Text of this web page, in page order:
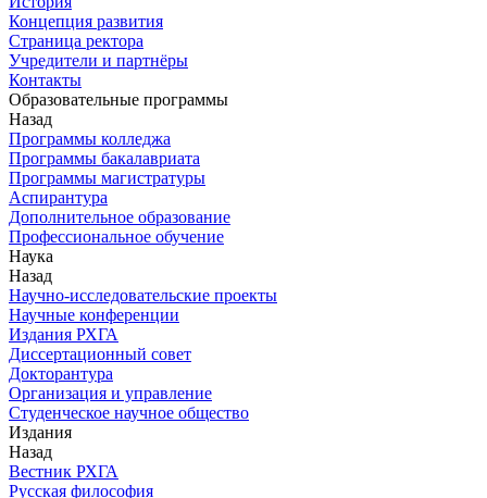
Концепция развития
Страница ректора
Учредители и партнёры
Контакты
Образовательные программы
Назад
Программы колледжа
Программы бакалавриата
Программы магистратуры
Аспирантура
Дополнительное образование
Профессиональное обучение
Наука
Назад
Научно-исследовательские проекты
Научные конференции
Издания РХГА
Диссертационный совет
Докторантура
Организация и управление
Студенческое научное общество
Издания
Назад
Вестник РХГА
Русская философия